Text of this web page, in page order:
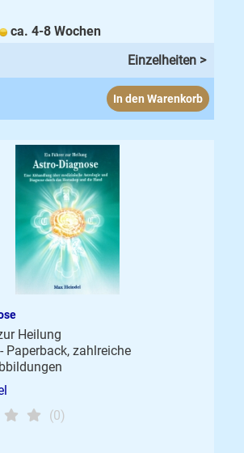
ca. 4-8 Wochen
Einzelheiten >
In den Warenkorb
Heilung
Paperback, zahlreiche
(0)